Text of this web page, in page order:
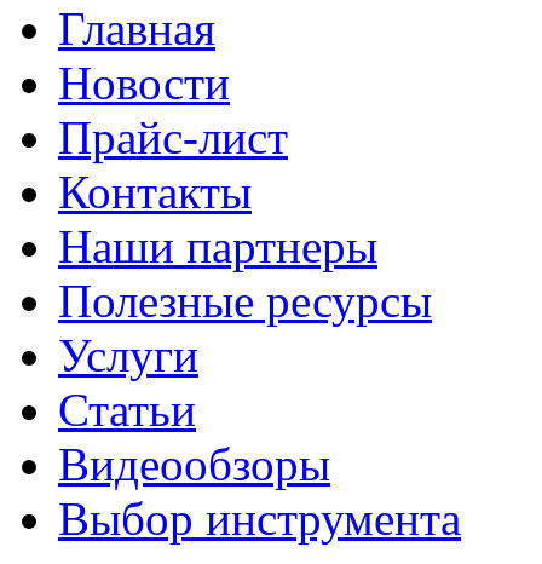
Главная
Новости
Прайс-лист
Контакты
Наши партнеры
Полезные ресурсы
Услуги
Статьи
Видеообзоры
Выбор инструмента